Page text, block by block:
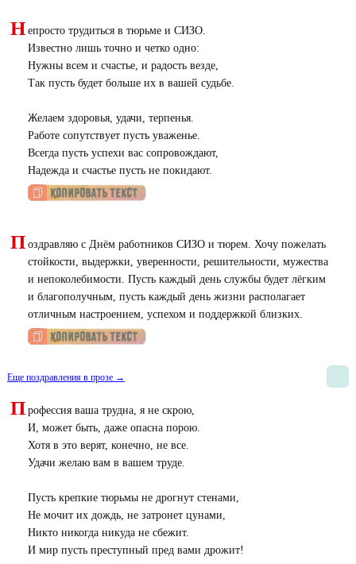
Н епросто трудиться в тюрьме и СИЗО.
Известно лишь точно и четко одно:
Нужны всем и счастье, и радость везде,
Так пусть будет больше их в вашей судьбе.
Желаем здоровья, удачи, терпенья.
Работе сопутствует пусть уваженье.
Всегда пусть успехи вас сопровождают,
Надежда и счастье пусть не покидают.
П оздравляю с Днём работников СИЗО и тюрем. Хочу пожелать
стойкости, выдержки, уверенности, решительности, мужества
и непоколебимости. Пусть каждый день службы будет лёгким
и благополучным, пусть каждый день жизни располагает
отличным настроением, успехом и поддержкой близких.
Еще поздравления в прозе →
П рофессия ваша трудна, я не скрою,
И, может быть, даже опасна порою.
Хотя в это верят, конечно, не все.
Удачи желаю вам в вашем труде.
Пусть крепкие тюрьмы не дрогнут стенами,
Не мочит их дождь, не затронет цунами,
Никто никогда никуда не сбежит.
И мир пусть преступный пред вами дрожит!